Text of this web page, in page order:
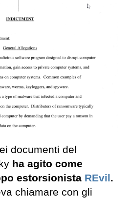
documenti del
ha agito come
estorsionista REvil .
chiamare con gli